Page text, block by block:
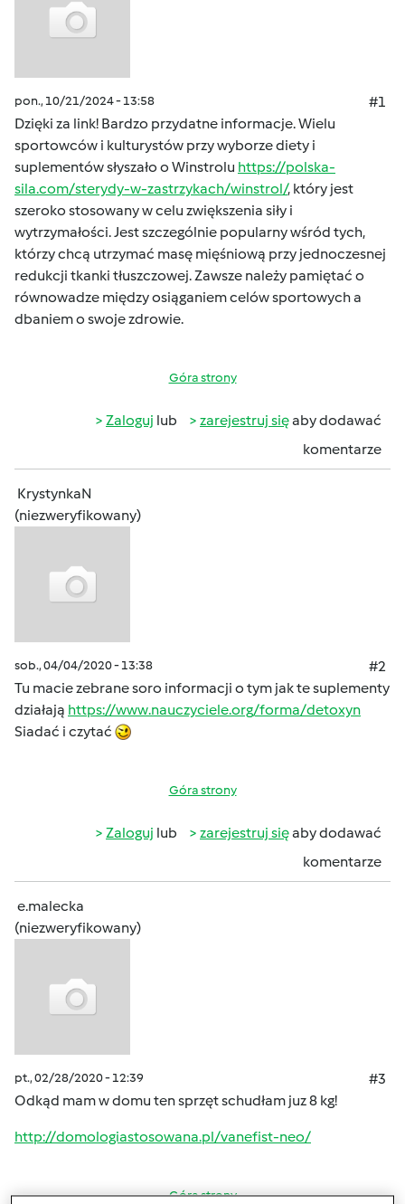
pon., 10/21/2024 - 13:58
#1
Dzięki za link! Bardzo przydatne informacje. Wielu
sportowców i kulturystów przy wyborze diety i
suplementów słyszało o Winstrolu https://polska-
sila.com/sterydy-w-zastrzykach/winstrol/, który jest
szeroko stosowany w celu zwiększenia siły i
wytrzymałości. Jest szczególnie popularny wśród tych,
którzy chcą utrzymać masę mięśniową przy jednoczesnej
redukcji tkanki tłuszczowej. Zawsze należy pamiętać o
równowadze między osiąganiem celów sportowych a
dbaniem o swoje zdrowie.
Góra strony
Zaloguj lub zarejestruj sięaby dodawać
komentarze
KrystynkaN
(niezweryfikowany)
sob., 04/04/2020 - 13:38
#2
Tu macie zebrane soro informacji o tym jak te suplementy
działają https://www.nauczyciele.org/forma/detoxyn
Siadać i czytać
Góra strony
Zaloguj lub zarejestruj sięaby dodawać
komentarze
e.malecka
(niezweryfikowany)
pt., 02/28/2020 - 12:39
#3
Odkąd mam w domu ten sprzęt schudłam juz 8 kg!
http://domologiastosowana.pl/vanefist-neo/
Góra strony